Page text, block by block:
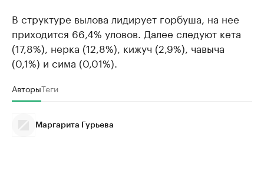
В структуре вылова лидирует горбуша, на нее
приходится 66,4% уловов. Далее следуют кета
(17,8%), нерка (12,8%), кижуч (2,9%), чавыча
(0,1%) и сима (0,01%).
АвторыТеги
Маргарита Гурьева